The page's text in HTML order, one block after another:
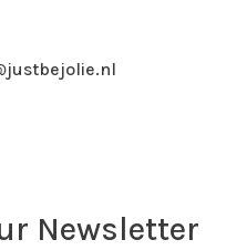
justbejolie.nl
Newsletter